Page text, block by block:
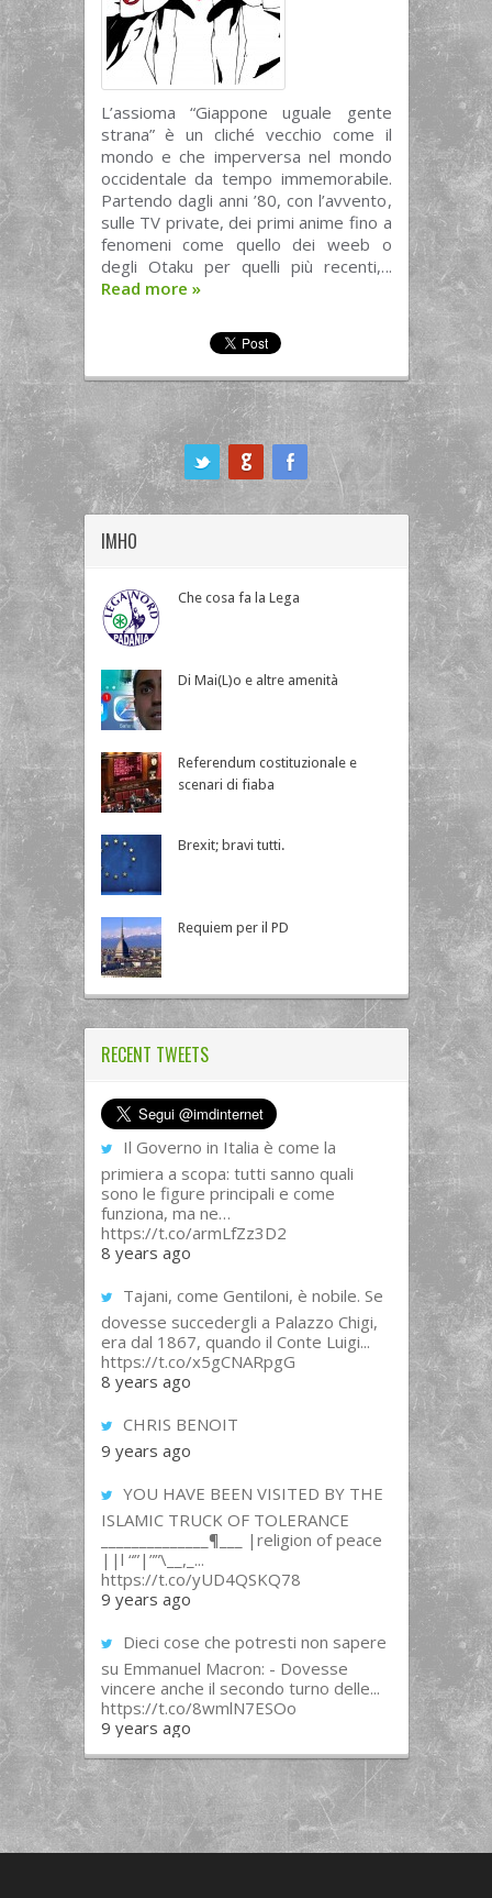
L’assioma “Giappone uguale gente
strana” è un cliché vecchio come il
mondo e che imperversa nel mondo
occidentale da tempo immemorabile.
Partendo dagli anni ’80, con l’avvento,
sulle TV private, dei primi anime fino a
fenomeni come quello dei weeb o
degli Otaku per quelli più recenti,...
Read more »
IMHO
Che cosa fa la Lega
Di Mai(L)o e altre amenità
Referendum costituzionale e
scenari di fiaba
Brexit; bravi tutti.
Requiem per il PD
RECENT TWEETS
Il Governo in Italia è come la
primiera a scopa: tutti sanno quali
sono le figure principali e come
funziona, ma ne…
https://t.co/armLfZz3D2
8 years ago
Tajani, come Gentiloni, è nobile. Se
dovesse succedergli a Palazzo Chigi,
era dal 1867, quando il Conte Luigi...
https://t.co/x5gCNARpgG
8 years ago
CHRIS BENOIT
9 years ago
YOU HAVE BEEN VISITED BY THE
ISLAMIC TRUCK OF TOLERANCE
______________¶___ |religion of peace
||l “”|””\__,_...
https://t.co/yUD4QSKQ78
9 years ago
Dieci cose che potresti non sapere
su Emmanuel Macron: - Dovesse
vincere anche il secondo turno delle...
https://t.co/8wmlN7ESOo
9 years ago